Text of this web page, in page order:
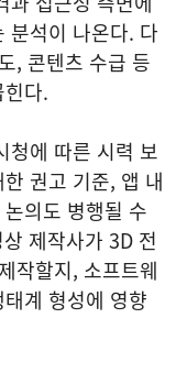
분석이 나온다. 다
, 콘텐츠 수급 등
다.
청에 따른 시력 보
권고 기준, 앱 내
의도 병행될 수
제작사가 3D 전
작할지, 소프트웨
계 형성에 영향